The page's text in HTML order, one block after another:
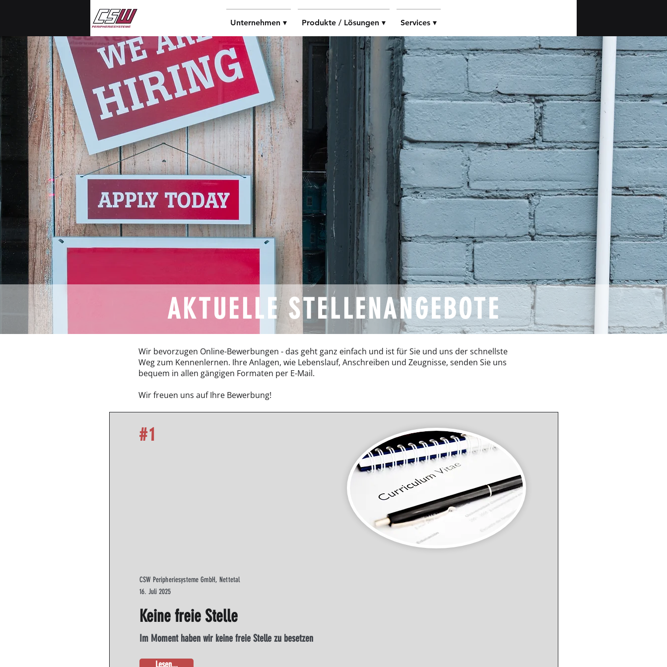
Unternehmen ▾ Produkte / Lösungen ▾ Services ▾
AKTUELLE STELLENANGEBOTE
Wir bevorzugen Online-Bewerbungen - das geht ganz einfach und ist für Sie und uns der schnellste
Weg zum Kennenlernen. Ihre Anlagen, wie Lebenslauf, Anschreiben und Zeugnisse, senden Sie uns
bequem in allen gängigen Formaten per E-Mail.
Wir freuen uns auf Ihre Bewerbung!
#1
CSW Peripheriesysteme GmbH, Nettetal
16. Juli 2025
Keine freie Stelle
Im Moment haben wir keine freie Stelle zu besetzen
Lesen...